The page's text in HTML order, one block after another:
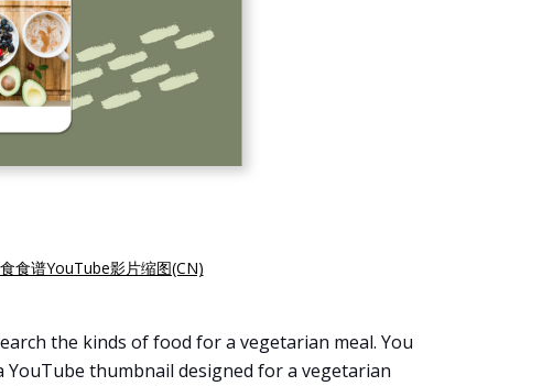
食谱YouTube影片缩图(CN)
the kinds of food for a vegetarian meal. You
thumbnail designed for a vegetarian